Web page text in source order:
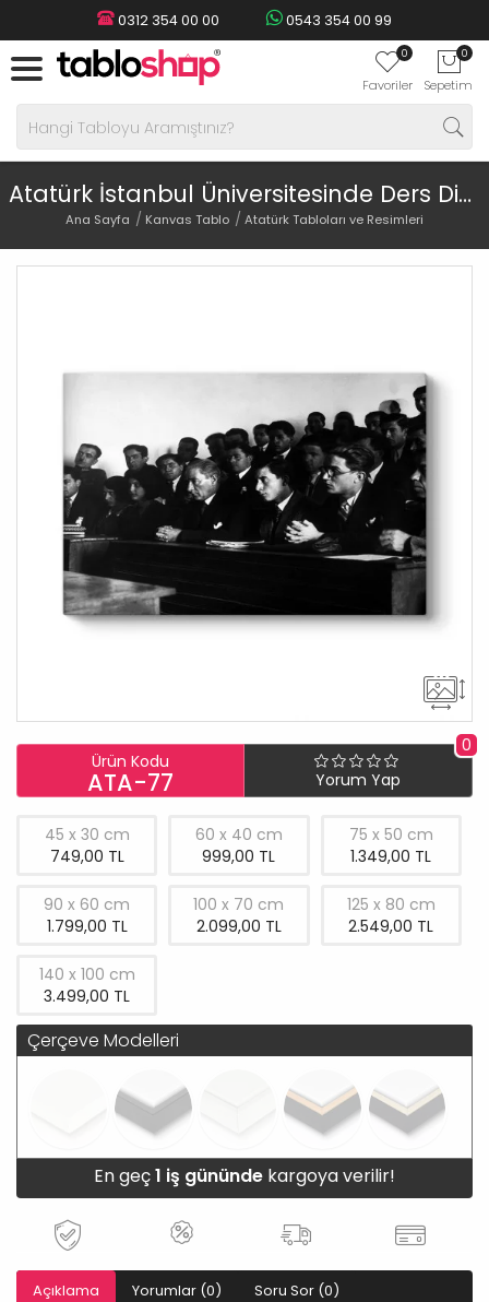
0312 354 00 00 0543 354 00 99
0
Favoriler
0
Sepetim
Atatürk İstanbul Üniversitesinde Ders Dinlerken
Ana Sayfa Kanvas Tablo Atatürk Tabloları ve Resimleri
Ürün Kodu
ATA-77
0
Yorum Yap
45 x 30 cm
749,00 TL
60 x 40 cm
999,00 TL
75 x 50 cm
1.349,00 TL
90 x 60 cm
1.799,00 TL
100 x 70 cm
2.099,00 TL
125 x 80 cm
2.549,00 TL
140 x 100 cm
3.499,00 TL
Çerçeve Modelleri
En geç1 iş gününde kargoya verilir!
Açıklama Yorumlar (0) Soru Sor (0)